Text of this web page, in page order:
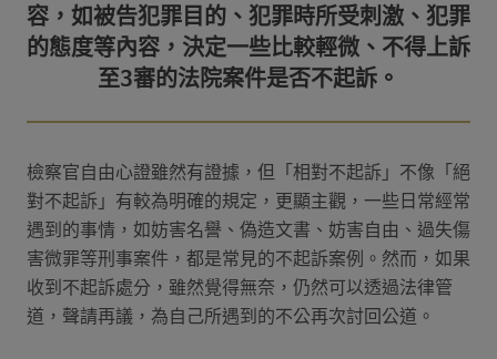
容，如被告犯罪目的、犯罪時所受刺激、犯罪
的態度等內容，決定一些比較輕微、不得上訴
檢察官自由心證雖然有證據，但「相對不起訴」不像「絕
對不起訴」有較為明確的規定，更顯主觀，一些日常經常
遇到的事情，如妨害名譽、偽造文書、妨害自由、過失傷
害微罪等刑事案件，都是常見的不起訴案例。然而，如果
收到不起訴處分，雖然覺得無奈，仍然可以透過法律管
道，聲請再議，為自己所遇到的不公再次討回公道。